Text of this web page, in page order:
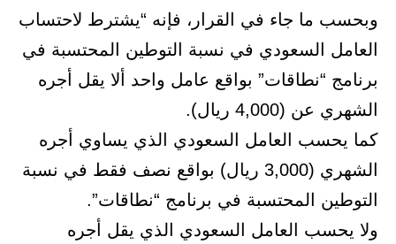
وبحسب ما جاء في القرار، فإنه “يشترط لاحتساب
العامل السعودي في نسبة التوطين المحتسبة في
برنامج “نطاقات” بواقع عامل واحد ألا يقل أجره
الشهري عن (4,000 ريال).
كما يحسب العامل السعودي الذي يساوي أجره
الشهري (3,000 ريال) بواقع نصف فقط في نسبة
التوطين المحتسبة في برنامج “نطاقات”.
ولا يحسب العامل السعودي الذي يقل أجره